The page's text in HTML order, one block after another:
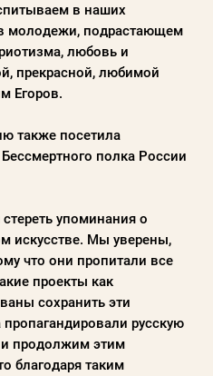
в наших
молодежи, подрастающем
любовь и
прекрасной, любимой
Егоров.
также посетила
полка России
упоминания о
искусстве. Мы уверены,
что они пропитали все
проекты как
сохранить эти
русскую
и продолжим этим
благодаря таким